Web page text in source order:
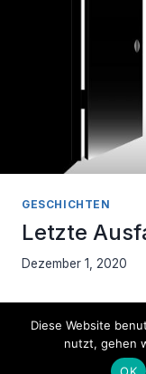
GESCHICHTEN
Letzte
Dezember 1, 2020
Diese Website
nutzt, gehen
OK